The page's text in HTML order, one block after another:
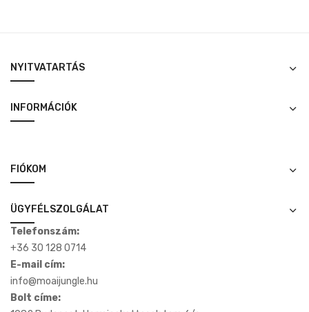
NYITVATARTÁS
INFORMÁCIÓK
FIÓKOM
ÜGYFÉLSZOLGÁLAT
Telefonszám:
+36 30 128 0714
E-mail cím:
info@moaijungle.hu
Bolt címe: